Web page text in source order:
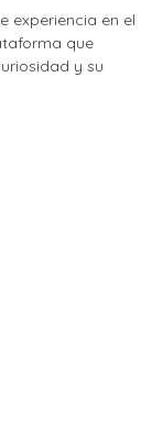
experiencia en el
que
y su